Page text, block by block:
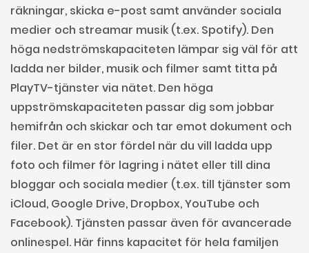
räkningar, skicka e-post samt använder sociala
medier och streamar musik (t.ex. Spotify). Den
höga nedströmskapaciteten lämpar sig väl för att
ladda ner bilder, musik och filmer samt titta på
PlayTV-tjänster via nätet. Den höga
uppströmskapaciteten passar dig som jobbar
hemifrån och skickar och tar emot dokument och
filer. Det är en stor fördel när du vill ladda upp
foto och filmer för lagring i nätet eller till dina
bloggar och sociala medier (t.ex. till tjänster som
iCloud, Google Drive, Dropbox, YouTube och
Facebook). Tjänsten passar även för avancerade
onlinespel. Här finns kapacitet för hela familjen